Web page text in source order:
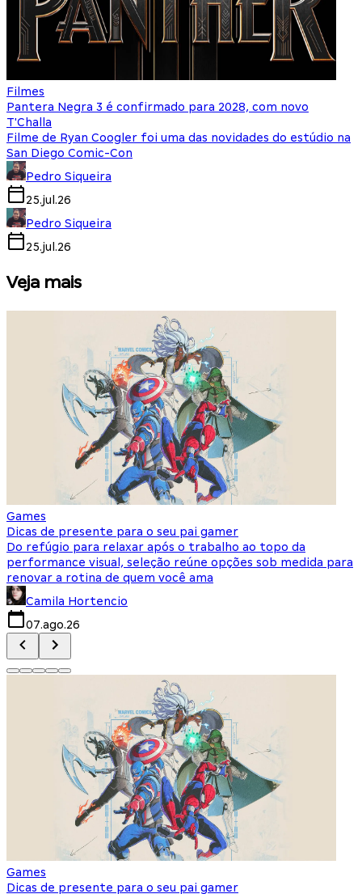
Filmes
Pantera Negra 3 é confirmado para 2028, com novo
T'Challa
Filme de Ryan Coogler foi uma das novidades do estúdio na
San Diego Comic-Con
Pedro Siqueira
25.jul.26
Pedro Siqueira
25.jul.26
Veja mais
Games
Dicas de presente para o seu pai gamer
Do refúgio para relaxar após o trabalho ao topo da
performance visual, seleção reúne opções sob medida para
renovar a rotina de quem você ama
Camila Hortencio
07.ago.26
Games
Dicas de presente para o seu pai gamer